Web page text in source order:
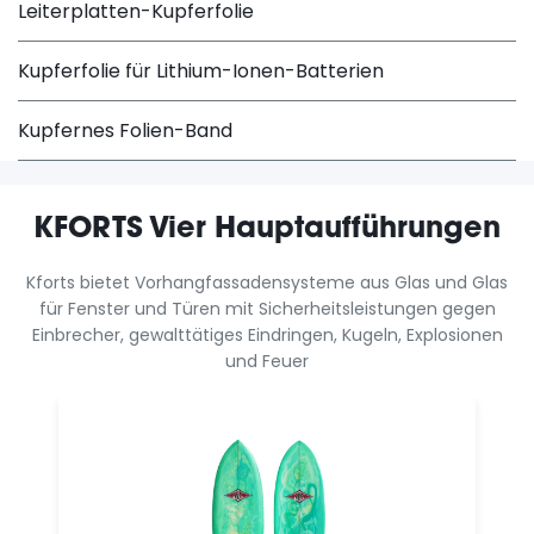
Leiterplatten-Kupferfolie
Kupferfolie für Lithium-Ionen-Batterien
Kupfernes Folien-Band
KFORTS Vier Hauptaufführungen
Kforts bietet Vorhangfassadensysteme aus Glas und Glas
für Fenster und Türen mit Sicherheitsleistungen gegen
Einbrecher, gewalttätiges Eindringen, Kugeln, Explosionen
und Feuer